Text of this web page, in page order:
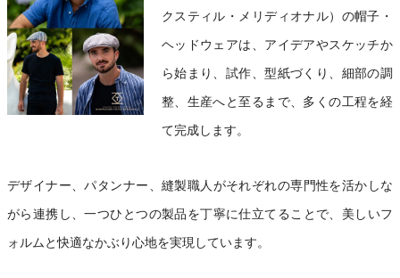
クスティル・メリディオナル）の帽子・
ヘッドウェアは、アイデアやスケッチか
ら始まり、試作、型紙づくり、細部の調
整、生産へと至るまで、多くの工程を経
て完成します。
デザイナー、パタンナー、縫製職人がそれぞれの専門性を活かしな
がら連携し、一つひとつの製品を丁寧に仕立てることで、美しいフ
ォルムと快適なかぶり心地を実現しています。